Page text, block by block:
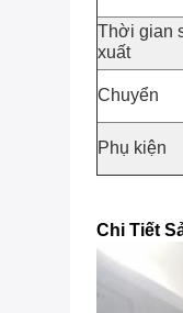
Thời gian
xuất
Chuyển
Phụ kiện
Chi Tiết